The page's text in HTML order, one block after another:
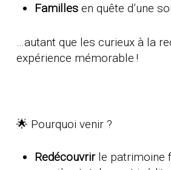
Famillesen quête d’une
…autant que les curieux à la
expérience mémorable !
🌟 Pourquoi venir ?
Redécouvrirle patrimoine